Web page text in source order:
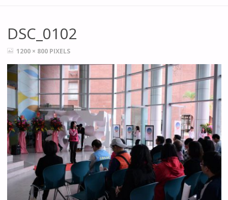
DSC_0102
FULL1200 × 800 PIXELS